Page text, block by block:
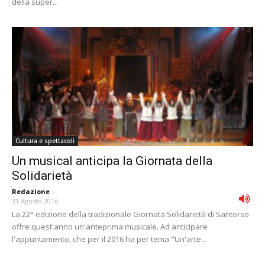
Cultura e spettacoli
Un musical anticipa la Giornata della
Solidarietà
Redazione -
31 Agosto 2016
La 22° edizione della tradizionale Giornata Solidarietà di Santorso
offre quest'anno un'anteprima musicale. Ad anticipare
l'appuntamento, che per il 2016 ha per tema "Un'arte...